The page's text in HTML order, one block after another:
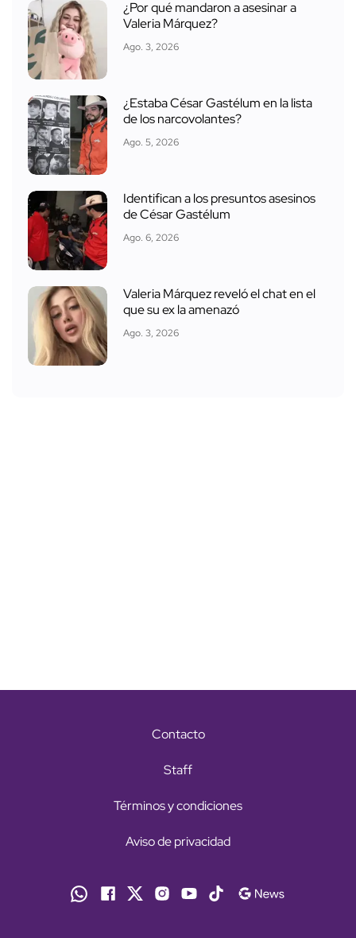
¿Por qué mandaron a asesinar a
Valeria Márquez?
Ago. 3, 2026
¿Estaba César Gastélum en la lista
de los narcovolantes?
Ago. 5, 2026
Identifican a los presuntos asesinos
de César Gastélum
Ago. 6, 2026
Valeria Márquez reveló el chat en el
que su ex la amenazó
Ago. 3, 2026
Contacto
Staff
Términos y condiciones
Aviso de privacidad